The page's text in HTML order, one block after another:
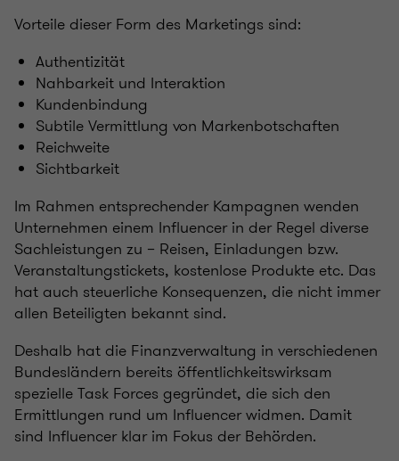
Vorteile dieser Form des Marketings sind:
Authentizität
Nahbarkeit und Interaktion
Kundenbindung
Subtile Vermittlung von Markenbotschaften
Reichweite
Sichtbarkeit
Im Rahmen entsprechender Kampagnen wenden
Unternehmen einem Influencer in der Regel diverse
Sachleistungen zu – Reisen, Einladungen bzw.
Veranstaltungstickets, kostenlose Produkte etc. Das
hat auch steuerliche Konsequenzen, die nicht immer
allen Beteiligten bekannt sind.
Deshalb hat die Finanzverwaltung in verschiedenen
Bundesländern bereits öffentlichkeitswirksam
spezielle Task Forces gegründet, die sich den
Ermittlungen rund um Influencer widmen. Damit
sind Influencer klar im Fokus der Behörden.